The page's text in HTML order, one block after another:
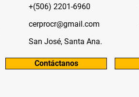
+(506) 2201-6960
cerprocr@gmail.com
San José, Santa Ana.
Contáctanos